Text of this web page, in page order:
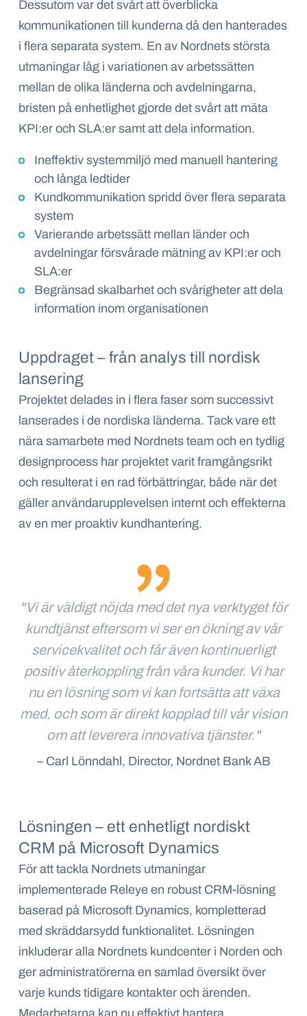
Dessutom var det svårt att överblicka
kommunikationen till kunderna då den hanterades
i flera separata system. En av Nordnets största
utmaningar låg i variationen av arbetssätten
mellan de olika länderna och avdelningarna,
bristen på enhetlighet gjorde det svårt att mäta
KPI:er och SLA:er samt att dela information.
Ineffektiv systemmiljö med manuell hantering
och långa ledtider
Kundkommunikation spridd över flera separata
system
Varierande arbetssätt mellan länder och
avdelningar försvårade mätning av KPI:er och
SLA:er
Begränsad skalbarhet och svårigheter att dela
information inom organisationen
Uppdraget – från analys till nordisk
lansering
Projektet delades in i flera faser som successivt
lanserades i de nordiska länderna. Tack vare ett
nära samarbete med Nordnets team och en tydlig
designprocess har projektet varit framgångsrikt
och resulterat i en rad förbättringar, både när det
gäller användarupplevelsen internt och effekterna
av en mer proaktiv kundhantering.
"Vi är väldigt nöjda med det nya verktyget för
kundtjänst eftersom vi ser en ökning av vår
servicekvalitet och får även kontinuerligt
positiv återkoppling från våra kunder. Vi har
nu en lösning som vi kan fortsätta att växa
med, och som är direkt kopplad till vår vision
om att leverera innovativa tjänster."
– Carl Lönndahl, Director, Nordnet Bank AB
Lösningen – ett enhetligt nordiskt
CRM på Microsoft Dynamics
För att tackla Nordnets utmaningar
implementerade Releye en robust CRM-lösning
baserad på Microsoft Dynamics, kompletterad
med skräddarsydd funktionalitet. Lösningen
inkluderar alla Nordnets kundcenter i Norden och
ger administratörerna en samlad översikt över
varje kunds tidigare kontakter och ärenden.
Medarbetarna kan nu effektivt hantera